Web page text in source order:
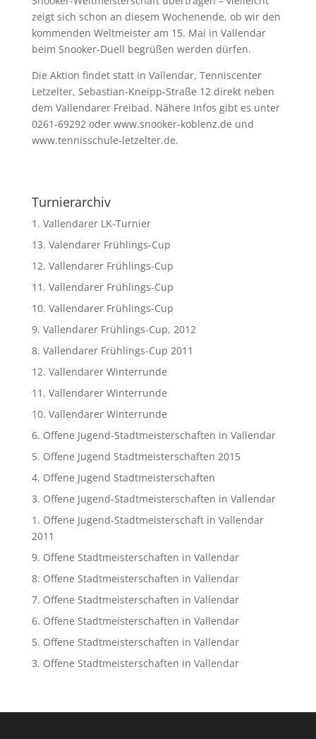
zeigt sich schon an diesem Wochenende, ob wir den
kommenden Weltmeister am 15. Mai in Vallendar
beim Snooker-Duell begrüßen werden dürfen.
Die Aktion findet statt in Vallendar, Tenniscenter
Letzelter, Sebastian-Kneipp-Straße 12 direkt neben
dem Vallendarer Freibad. Nähere Infos gibt es unter
0261-69292 oder www.snooker-koblenz.de und
www.tennisschule-letzelter.de.
Turnierarchiv
1. Vallendarer LK-Turnier
13. Valendarer Frühlings-Cup
12. Vallendarer Frühlings-Cup
11. Vallendarer Frühlings-Cup
10. Vallendarer Frühlings-Cup
9. Vallendarer Frühlings-Cup, 2012
8. Vallendarer Frühlings-Cup 2011
12. Vallendarer Winterrunde
11. Vallendarer Winterrunde
10. Vallendarer Winterrunde
6. Offene Jugend-Stadtmeisterschaften in Vallendar
5. Offene Jugend Stadtmeisterschaften 2015
4. Offene Jugend Stadtmeisterschaften
3. Offene Jugend-Stadtmeisterschaften in Vallendar
1. Offene Jugend-Stadtmeisterschaft in Vallendar
2011
9. Offene Stadtmeisterschaften in Vallendar
8. Offene Stadtmeisterschaften in Vallendar
7. Offene Stadtmeisterschaften in Vallendar
6. Offene Stadtmeisterschaften in Vallendar
5. Offene Stadtmeisterschaften in Vallendar
3. Offene Stadtmeisterschaften in Vallendar